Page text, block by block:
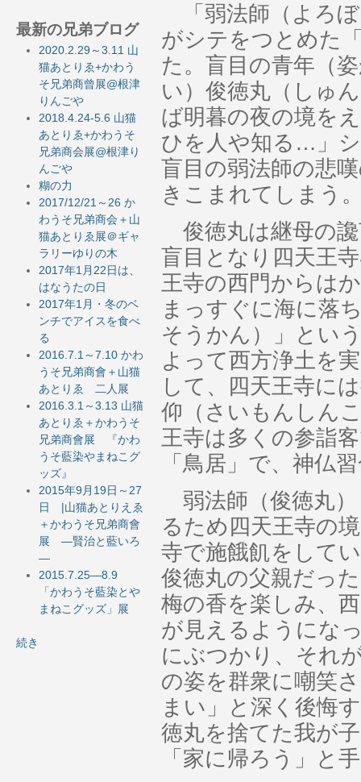
最新の兄弟ブログ
2020.2.29～3.11 山
猫あとりゑ+かわう
そ兄弟商曾展@根津
りんごや
2018.4.24-5.6 山猫
あとりゑ+かわうそ
兄弟商会展@根津り
んごや
糊の力
2017/12/21～26 か
わうそ兄弟商会＋山
猫あとりゑ展＠ギャ
ラリーゆりの木
2017年1月22日は、
はなうたの日
2017年1月・冬のベ
ンチでアイスを食べ
る
2016.7.1～7.10 かわ
うそ兄弟商會＋山猫
あとりゑ 二人展
2016.3.1～3.13 山猫
あとりゑ＋かわうそ
兄弟商會展 『かわ
うそ藍染やまねこグ
ッズ』
2015年9月19日～27
日 |山猫あとりえゑ
＋かわうそ兄弟商會
展 ―賢治と藍いろ
―
2015.7.25―8.9
「かわうそ藍染とや
まねこグッズ」展
続き
「弱法師（よろ
がシテをつとめた
た。盲目の青年（
い）俊徳丸（しゅ
ば明暮の夜の境を
ひを人や知る…」
盲目の弱法師の悲
きこまれてしまう
俊徳丸は継母の
盲目となり四天王
王寺の西門からは
まっすぐに海に落
そうかん）」とい
よって西方浄土を
して、四天王寺に
仰（さいもんしん
王寺は多くの参詣
「鳥居」で、神仏
弱法師（俊徳丸）
るため四天王寺の
寺で施餓飢をして
俊徳丸の父親だっ
梅の香を楽しみ、
が見えるようにな
にぶつかり、それ
の姿を群衆に嘲笑
まい」と深く後悔
徳丸を捨てた我が
「家に帰ろう」と